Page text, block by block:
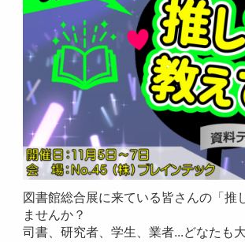
図書館総合展に来ている皆さんの「推
ませんか？
司書、研究者、学生、業者...どなたも